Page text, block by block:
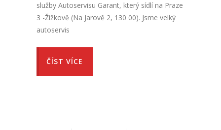
služby Autoservisu Garant, který sídlí na Praze
3 -Žižkově (Na Jarově 2, 130 00). Jsme velký
autoservis
ČÍST VÍCE